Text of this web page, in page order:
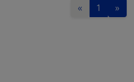
« 1 »